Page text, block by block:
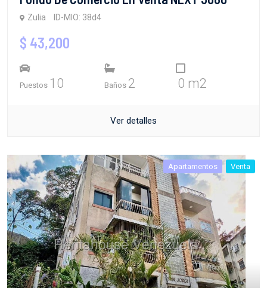
Zulia ID-MIO: 38d4
$ 43,200
Puestos 10 Baños 2 0 m2
Ver detalles
Apartamentos Venta